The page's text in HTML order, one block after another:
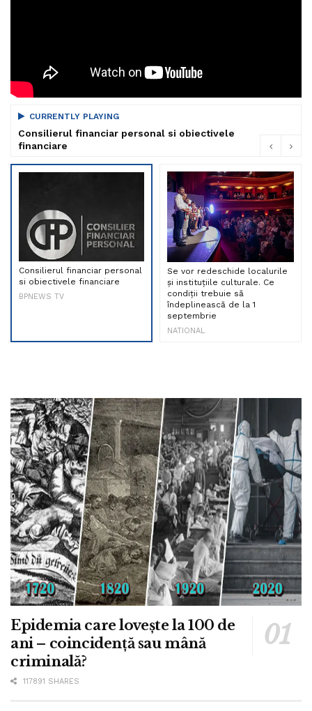
CURRENTLY PLAYING
Consilierul financiar personal si obiectivele
financiare
Consilierul financiar personal
si obiectivele financiare
BPNEWS TV
Se vor redeschide localurile
și instituțiile culturale. Ce
condiții trebuie să
îndeplinească de la 1
septembrie
NATIONAL
Epidemia care lovește la 100 de
ani – coincidență sau mână
criminală?
117891 SHARES